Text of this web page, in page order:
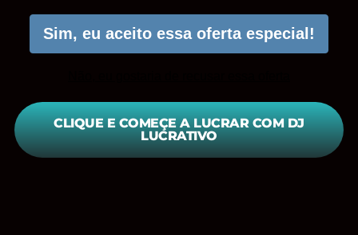
Sim, eu aceito essa oferta especial!
CLIQUE E COMEÇE A LUCRAR COM DJ
LUCRATIVO